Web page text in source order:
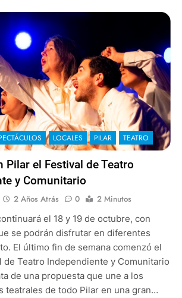
LOCALES PILAR TEATRO
Pilar el Festival de Teatro
y Comunitario
2 Años Atrás 0
2 Minutos
el 18 y 19 de octubre, con
se podrán disfrutar en diferentes
El último fin de semana comenzó el
de Teatro Independiente y Comunitario
de una propuesta que une a los
teatrales de todo Pilar en una gran…